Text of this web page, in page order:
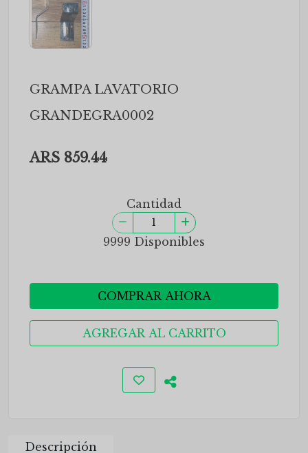
GRAMPA LAVATORIO
GRANDEGRA0002
ARS 859.44
Cantidad
9999 Disponibles
COMPRAR AHORA
AGREGAR AL CARRITO
Descripción